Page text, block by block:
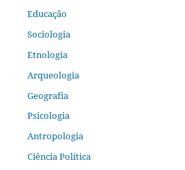
Educação
Sociologia
Etnologia
Arqueologia
Geografia
Psicologia
Antropologia
Ciência Política